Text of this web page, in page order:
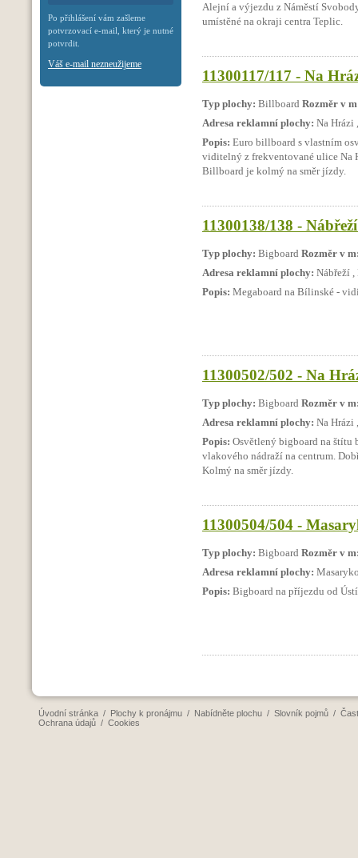
Alejní a výjezdu z Náměstí
umístěné na okraji centra Teplic.
11300117/117 - Na
Typ plochy: Billboard Rozměr v
Adresa reklamní plochy: Na Hrázi
Popis: Euro billboard s vlastním
viditelný z frekventované ulice Na
Billboard je kolmý na směr jízdy.
11300138/138 -
Typ plochy: Bigboard Rozměr v
Adresa reklamní plochy: Nábřeží
Popis: Megaboard na Bílinské -
11300502/502 - Na
Typ plochy: Bigboard Rozměr v
Adresa reklamní plochy: Na Hrázi
Popis: Osvětlený bigboard na štítu
vlakového nádraží na centrum.
Kolmý na směr jízdy.
11300504/504 -
Typ plochy: Bigboard Rozměr v
Adresa reklamní plochy:
Popis: Bigboard na příjezdu od
Po přihlášení vám zašleme
potvrzovací e-mail, který je nutné
potvrdit.
Váš e-mail nezneužijeme
Úvodní stránka / Plochy k pronájmu / Nabídněte plochu / Slovník pojmů /
Ochrana údajů / Cookies